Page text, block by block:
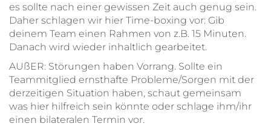
es sollte nach einer gewissen Zeit auch genug sein.
Daher schlagen wir hier Time-boxing vor: Gib
deinem Team einen Rahmen von z.B. 15 Minuten.
Danach wird wieder inhaltlich gearbeitet.
AUßER: Störungen haben Vorrang. Sollte ein
Teammitglied ernsthafte Probleme/Sorgen mit der
derzeitigen Situation haben, schaut gemeinsam
was hier hilfreich sein könnte oder schlage ihm/ihr
einen bilateralen Termin vor.